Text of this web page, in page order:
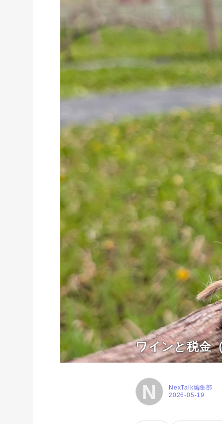
ワインと税金
N 2026-05-19
NexTalk編集部